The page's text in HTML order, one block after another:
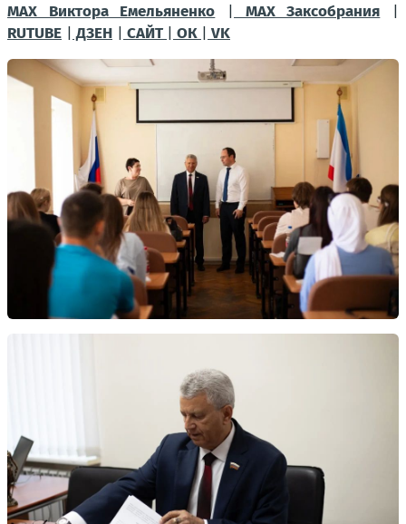
MAX Виктора Емельяненко | MAX Заксобрания |
RUTUBE | ДЗЕН | САЙТ | ОК | VK